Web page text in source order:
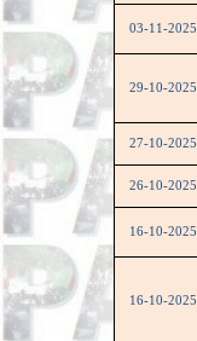
03-11-2025
29-10-2025
27-10-2025
26-10-2025
16-10-2025
16-10-2025